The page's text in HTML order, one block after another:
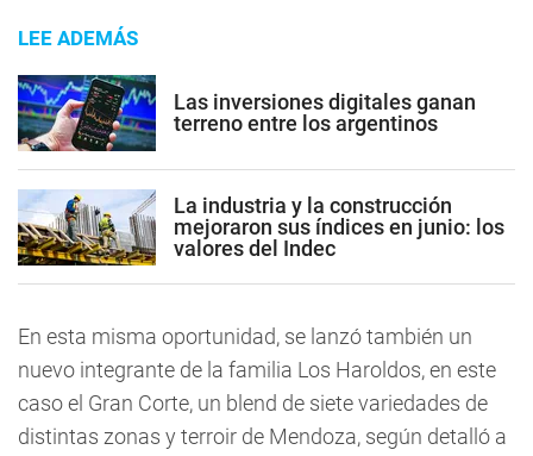
LEE ADEMÁS
Las inversiones digitales ganan
terreno entre los argentinos
La industria y la construcción
mejoraron sus índices en junio: los
valores del Indec
En esta misma oportunidad, se lanzó también un
nuevo integrante de la familia Los Haroldos, en este
caso el Gran Corte, un blend de siete variedades de
distintas zonas y terroir de Mendoza, según detalló a